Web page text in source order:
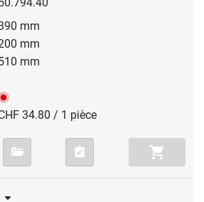
mm
mm
mm
34.80 / 1 pièce